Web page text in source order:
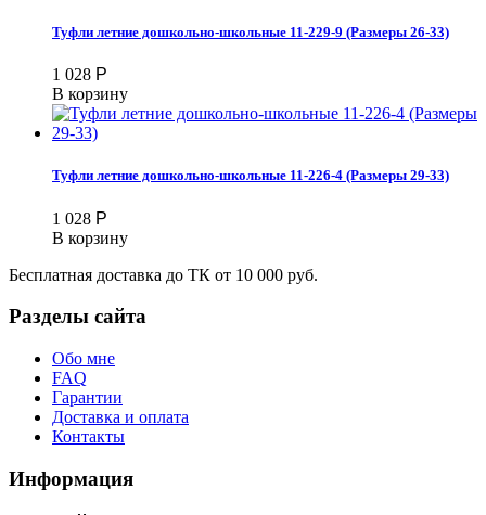
Туфли летние дошкольно-школьные 11-229-9 (Размеры 26-33)
1 028 Р
В корзину
Туфли летние дошкольно-школьные 11-226-4 (Размеры 29-33)
1 028 Р
В корзину
Бесплатная доставка до ТК от 10 000 руб.
Разделы сайта
Обо мне
FAQ
Гарантии
Доставка и оплата
Контакты
Информация